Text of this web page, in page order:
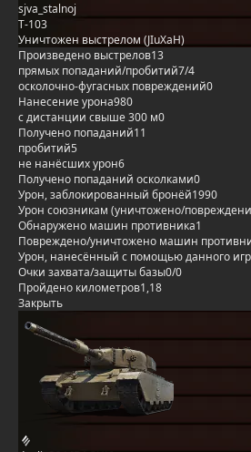
sjva_stalnoj
Т-103
Уничтожен выстрелом (JIuXaH)
Произведено выстрелов13
прямых попаданий/пробитий7/4
осколочно-фугасных повреждений0
Нанесение урона980
с дистанции свыше 300 м0
Получено попаданий11
пробитий5
не нанёсших урон6
Получено попаданий осколками0
Урон, заблокированный бронёй1990
Урон союзникам (уничтожено/
Обнаружено машин противника1
Повреждено/уничтожено машин
Урон, нанесённый с помощью данного
Очки захвата/защиты базы0/0
Пройдено километров1,18
Закрыть